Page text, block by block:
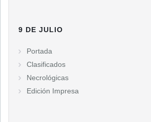
9 DE JULIO
Portada
Clasificados
Necrológicas
Edición Impresa